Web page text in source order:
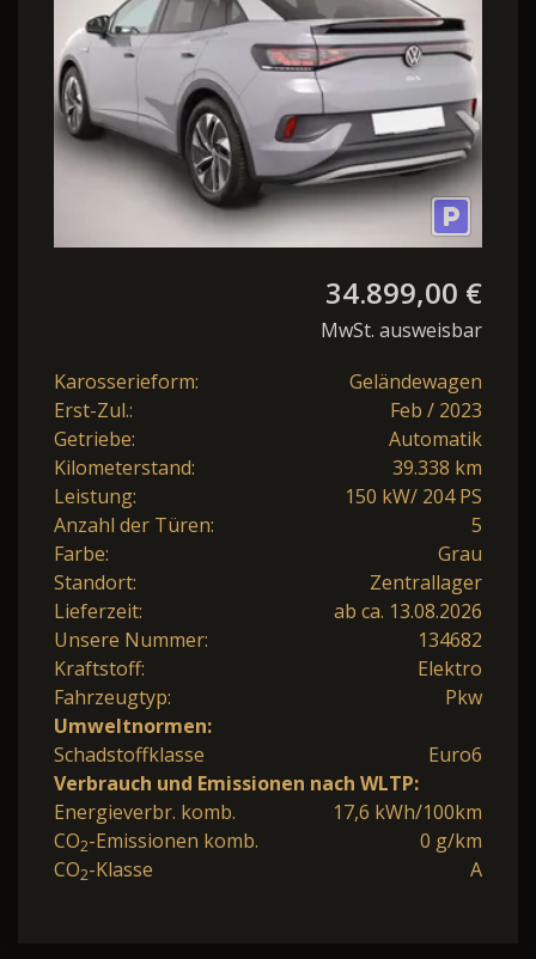
34.899,00 €
MwSt. ausweisbar
Karosserieform:
Geländewagen
Erst-Zul.:
Feb / 2023
Getriebe:
Automatik
Kilometerstand:
39.338 km
Leistung:
150 kW/ 204 PS
Anzahl der Türen:
5
Farbe:
Grau
Standort:
Zentrallager
Lieferzeit:
ab ca. 13.08.2026
Unsere Nummer:
134682
Kraftstoff:
Elektro
Fahrzeugtyp:
Pkw
Umweltnormen:
Schadstoffklasse
Euro6
Verbrauch und Emissionen nach WLTP:
Energieverbr. komb.
17,6 kWh/100km
CO2-Emissionen komb.
0 g/km
CO2-Klasse A